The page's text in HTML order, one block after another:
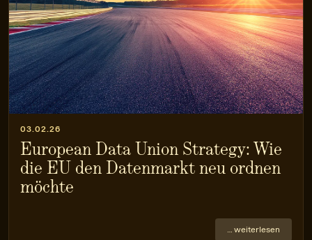
03.02.26
European Data Union Strategy: Wie
die EU den Datenmarkt neu ordnen
möchte
… weiterlesen